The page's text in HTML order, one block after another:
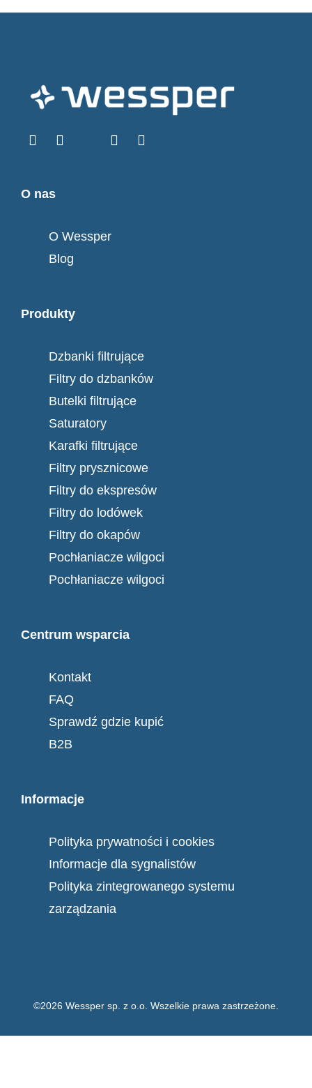
O nas
O Wessper
Blog
Produkty
Dzbanki filtrujące
Filtry do dzbanków
Butelki filtrujące
Saturatory
Karafki filtrujące
Filtry prysznicowe
Filtry do ekspresów
Filtry do lodówek
Filtry do okapów
Pochłaniacze wilgoci
Pochłaniacze wilgoci
Centrum wsparcia
Kontakt
FAQ
Sprawdź gdzie kupić
B2B
Informacje
Polityka prywatności i cookies
Informacje dla sygnalistów
Polityka zintegrowanego systemu
zarządzania
©2026 Wessper sp. z o.o. Wszelkie prawa zastrzeżone.